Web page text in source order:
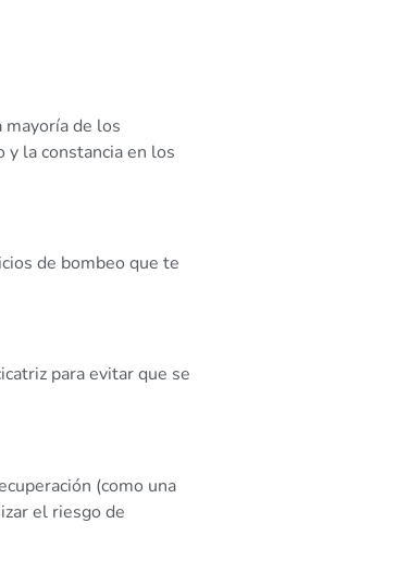
mayoría de los
la constancia en los
de bombeo que te
para evitar que se
(como una
el riesgo de